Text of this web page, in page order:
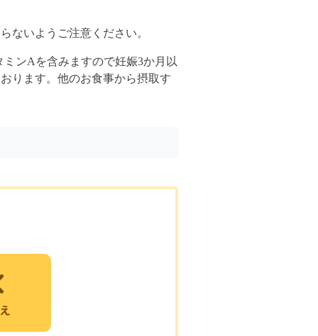
ないようご注意ください。
ンAを含みますので妊娠3か月以
ります。他のお食事から摂取す